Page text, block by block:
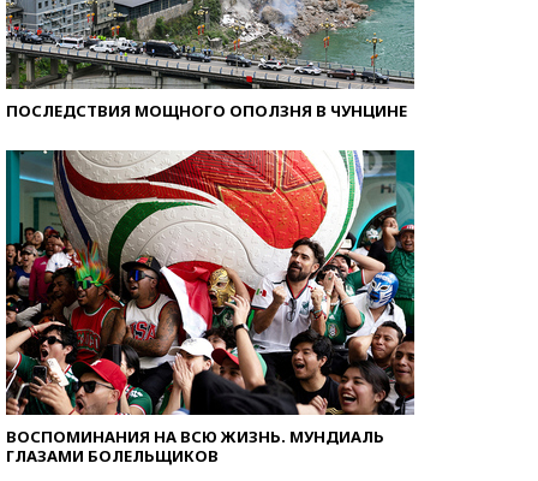
ПОСЛЕДСТВИЯ МОЩНОГО ОПОЛЗНЯ В ЧУНЦИНЕ
ВОСПОМИНАНИЯ НА ВСЮ ЖИЗНЬ. МУНДИАЛЬ
ГЛАЗАМИ БОЛЕЛЬЩИКОВ